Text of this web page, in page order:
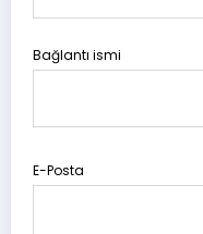
Bağlantı ismi
E-Posta